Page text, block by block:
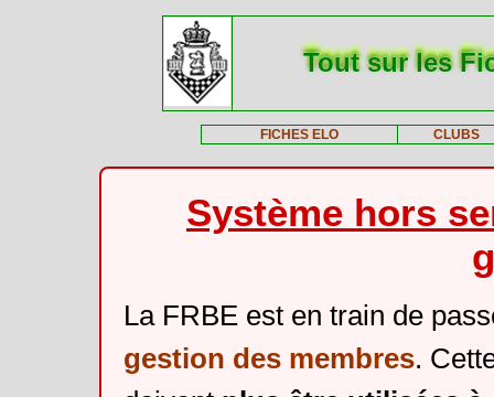
Tout sur les
FICHES ELO CLUBS
Système hors
La FRBE est en train de
gestion des membres.